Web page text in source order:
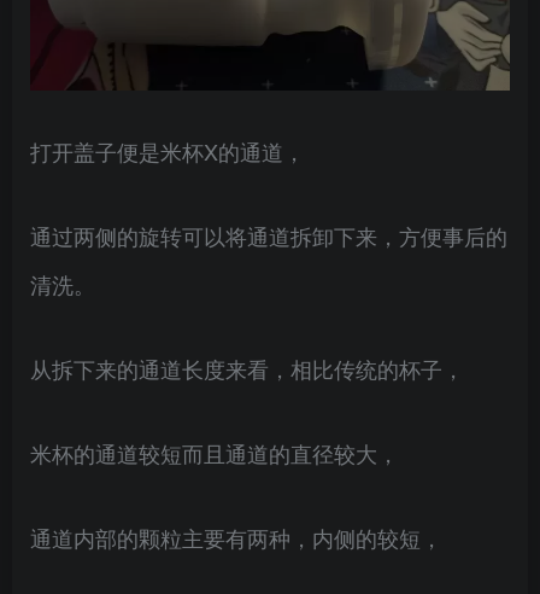
打开盖子便是米杯X的通道，
通过两侧的旋转可以将通道拆卸下来，方便事后的
清洗。
从拆下来的通道长度来看，相比传统的杯子，
米杯的通道较短而且通道的直径较大，
通道内部的颗粒主要有两种，内侧的较短，